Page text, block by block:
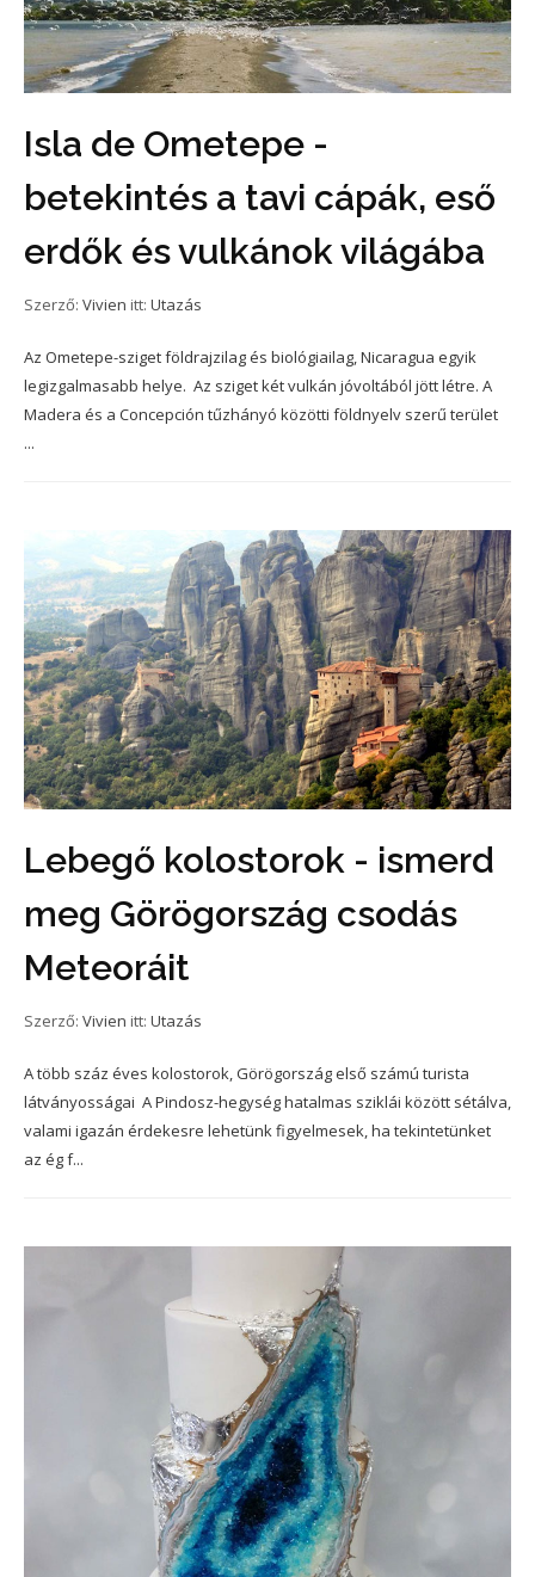
Isla de Ometepe -
betekintés a tavi cápák, eső
erdők és vulkánok világába
Szerző: Vivien itt: Utazás
Az Ometepe-sziget földrajzilag és biológiailag, Nicaragua egyik
legizgalmasabb helye. Az sziget két vulkán jóvoltából jött létre. A
Madera és a Concepción tűzhányó közötti földnyelv szerű terület
...
Lebegő kolostorok - ismerd
meg Görögország csodás
Meteoráit
Szerző: Vivien itt: Utazás
A több száz éves kolostorok, Görögország első számú turista
látványosságai A Pindosz-hegység hatalmas sziklái között sétálva,
valami igazán érdekesre lehetünk figyelmesek, ha tekintetünket
az ég f...